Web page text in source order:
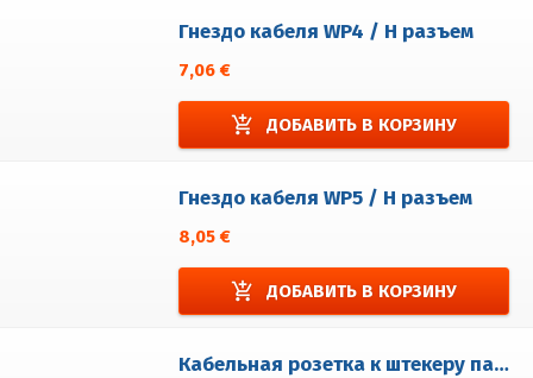
Гнездо кабеля WP4 / H разъем
7,06 €
add_shopping_cart ДОБАВИТЬ В КОРЗИНУ
Гнездо кабеля WP5 / H разъем
8,05 €
add_shopping_cart ДОБАВИТЬ В КОРЗИНУ
Кабельная розетка к штекеру панели WP2/HEM